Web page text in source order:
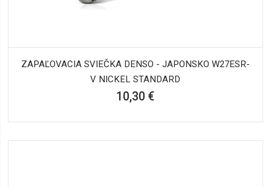
ZAPAĽOVACIA SVIEČKA DENSO - JAPONSKO W27ESR-
V NICKEL STANDARD
10,30 €